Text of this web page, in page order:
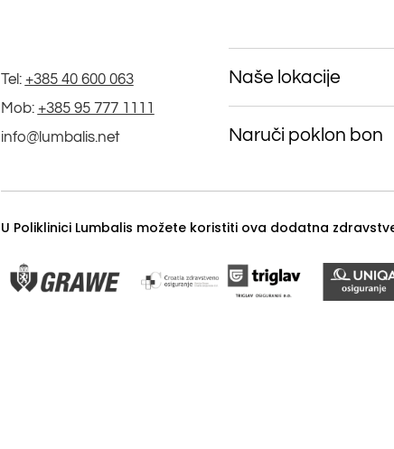
Tel: +385 40 600 063
Mob: +385 95 777 1111
info@lumbalis.net
Naše lokacije
Naruči poklon bon
U Poliklinici Lumbalis možete koristiti ova dodatna